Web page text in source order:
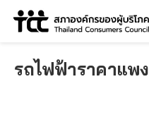
Skip
รถไฟฟ้าราคาแพง